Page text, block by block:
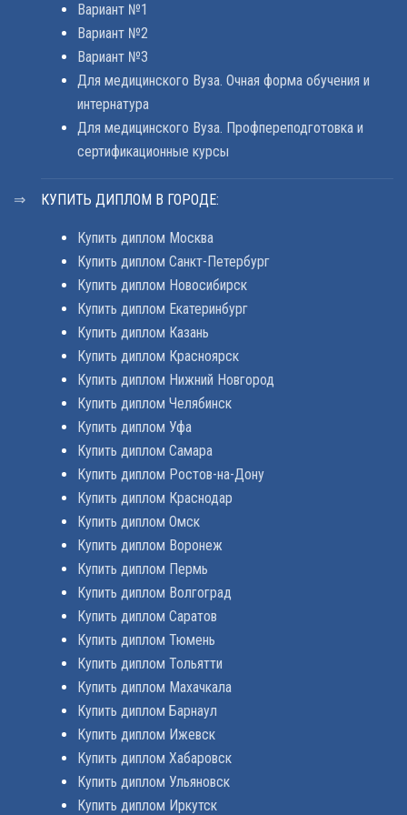
Вариант №1
Вариант №2
Вариант №3
Для медицинского Вуза. Очная форма обучения и
интернатура
Для медицинского Вуза. Профпереподготовка и
сертификационные курсы
КУПИТЬ ДИПЛОМ В ГОРОДЕ:
Купить диплом Москва
Купить диплом Санкт-Петербург
Купить диплом Новосибирск
Купить диплом Екатеринбург
Купить диплом Казань
Купить диплом Красноярск
Купить диплом Нижний Новгород
Купить диплом Челябинск
Купить диплом Уфа
Купить диплом Самара
Купить диплом Ростов-на-Дону
Купить диплом Краснодар
Купить диплом Омск
Купить диплом Воронеж
Купить диплом Пермь
Купить диплом Волгоград
Купить диплом Саратов
Купить диплом Тюмень
Купить диплом Тольятти
Купить диплом Махачкала
Купить диплом Барнаул
Купить диплом Ижевск
Купить диплом Хабаровск
Купить диплом Ульяновск
Купить диплом Иркутск